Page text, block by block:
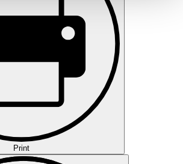
im Rahmen Ihrer Nutzung der Dienste
Datenschutzerklärung
Print